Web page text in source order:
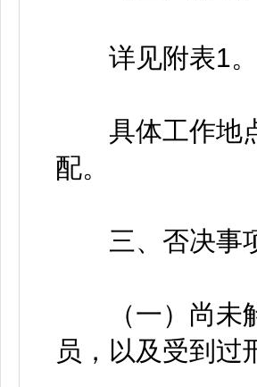
详见附表1。
具体工作地点
配。
三、否决事
（一）尚未解
员，以及受到过